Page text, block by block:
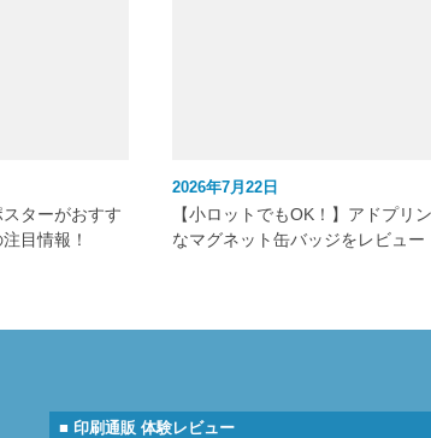
ターがおすす
目情報！
2026年7月22日
【小ロットでもOK！】アドプリ
なマグネット缶バッジをレビュー
■ 印刷通販 体験レビュー